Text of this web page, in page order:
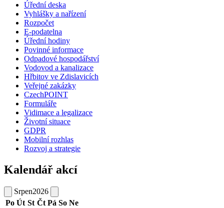
Úřední deska
Vyhlášky a nařízení
Rozpočet
E-podatelna
Úřední hodiny
Povinné informace
Odpadové hospodářství
Vodovod a kanalizace
Hřbitov ve Zdislavicích
Veřejné zakázky
CzechPOINT
Formuláře
Vidimace a legalizace
Životní situace
GDPR
Mobilní rozhlas
Rozvoj a strategie
Kalendář akcí
Srpen2026
Po Út St Čt Pá So Ne